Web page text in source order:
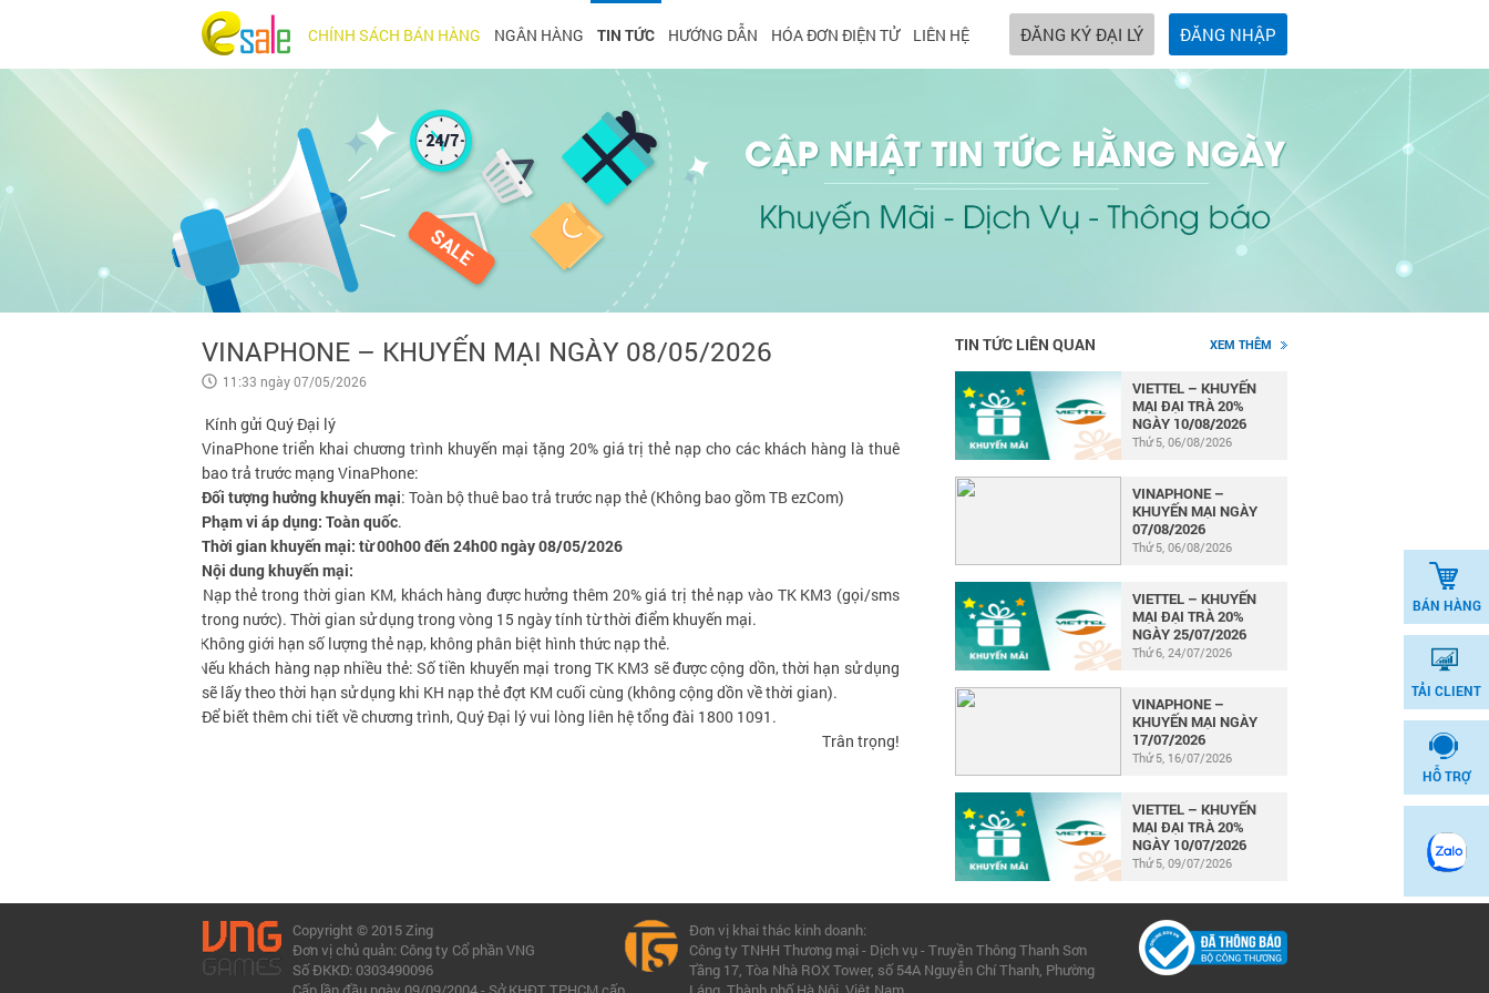
BÁN HÀNG
TẢI CLIENT
HỖ TRỢ
CHÍNH SÁCH BÁN HÀNG NGÂN HÀNG TIN TỨC HƯỚNG DẪN HÓA ĐƠN ĐIỆN TỬ LIÊN HỆ ĐĂNG KÝ ĐẠI LÝ ĐĂNG NHẬP
VINAPHONE – KHUYẾN MẠI NGÀY 08/05/2026
11:33 ngày 07/05/2026
Kính gửi Quý Đại lý
VinaPhone triển khai chương trình khuyến mại tặng 20% giá trị thẻ nạp cho các khách hàng là thuê
bao trả trước mạng VinaPhone:
Đối tượng hưởng khuyến mại: Toàn bộ thuê bao trả trước nạp thẻ (Không bao gồm TB ezCom)
Phạm vi áp dụng: Toàn quốc.
Thời gian khuyến mại: từ 00h00 đến 24h00 ngày 08/05/2026
Nội dung khuyến mại:
Nạp thẻ trong thời gian KM, khách hàng được hưởng thêm 20% giá trị thẻ nạp vào TK KM3 (gọi/sms
trong nước). Thời gian sử dụng trong vòng 15 ngày tính từ thời điểm khuyến mại.
Không giới hạn số lượng thẻ nạp, không phân biệt hình thức nạp thẻ.
Nếu khách hàng nạp nhiều thẻ: Số tiền khuyến mại trong TK KM3 sẽ được cộng dồn, thời hạn sử dụng
sẽ lấy theo thời hạn sử dụng khi KH nạp thẻ đợt KM cuối cùng (không cộng dồn về thời gian).
Để biết thêm chi tiết về chương trình, Quý Đại lý vui lòng liên hệ tổng đài 1800 1091.
Trân trọng!
TIN TỨC LIÊN QUAN XEM THÊM
VIETTEL – KHUYẾN
MẠI ĐẠI TRÀ 20%
NGÀY 10/08/2026
Thứ 5, 06/08/2026
VINAPHONE –
KHUYẾN MẠI NGÀY
07/08/2026
Thứ 5, 06/08/2026
VIETTEL – KHUYẾN
MẠI ĐẠI TRÀ 20%
NGÀY 25/07/2026
Thứ 6, 24/07/2026
VINAPHONE –
KHUYẾN MẠI NGÀY
17/07/2026
Thứ 5, 16/07/2026
VIETTEL – KHUYẾN
MẠI ĐẠI TRÀ 20%
NGÀY 10/07/2026
Thứ 5, 09/07/2026
Copyright © 2015 Zing
Đơn vị chủ quản: Công ty Cổ phần VNG
Số ĐKKD: 0303490096
Đơn vị khai thác kinh doanh:
Công ty TNHH Thương mại - Dịch vụ - Truyền Thông Thanh Sơn
Tầng 17, Tòa Nhà ROX Tower, số 54A Nguyễn Chí Thanh, Phường